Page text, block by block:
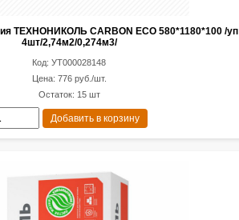
ТЕХНОНИКОЛЬ CARBON ECO 580*1180*100 /уп
4шт/2,74м2/0,274м3/
Код: УТ000028148
Цена: 776 руб./шт.
Остаток: 15 шт
Добавить в корзину